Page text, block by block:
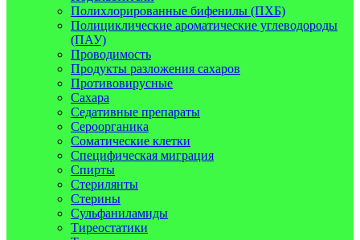
Полихлорированные бифенилы (ПХБ)
Полициклические ароматические углеводороды
(ПАУ)
Проводимость
Продукты разложения сахаров
Противовирусные
Сахара
Седативные препараты
Сероорганика
Соматические клетки
Специфическая миграция
Спирты
Стерилянты
Стерины
Сульфаниламиды
Тиреостатики